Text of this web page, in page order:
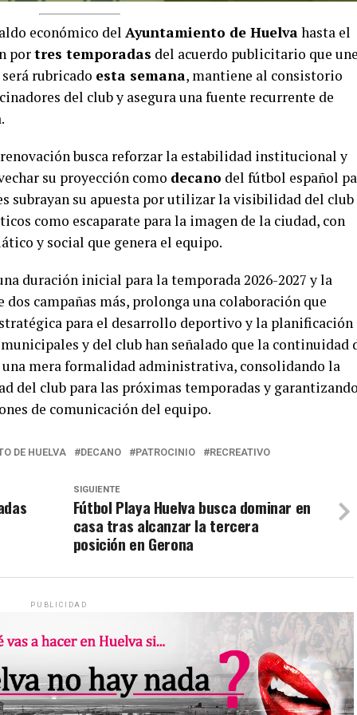
económico del Ayuntamiento de Huelvahasta el
portres temporadas del acuerdo publicitario que
rubricado esta semana, mantiene al consistorio
del club y asegura una fuente recurrente de
busca reforzar la estabilidad institucional y
su proyección como decano del fútbol español
subrayan su apuesta por utilizar la visibilidad del club
como escaparate para la imagen de la ciudad, con
y social que genera el equipo.
duración inicial para la temporada 2026-2027 y la
campañas más, prolonga una colaboración que
para el desarrollo deportivo y la planificación
y del club han señalado que la continuidad
mera formalidad administrativa, consolidando la
del club para las próximas temporadas y
de comunicación del equipo.
DE HUELVA DECANO PATROCINIO RECREATIVO
SIGUIENTE
Fútbol Playa Huelva busca dominar en
casa tras alcanzar la tercera
posición en Gerona
PUBLICIDAD